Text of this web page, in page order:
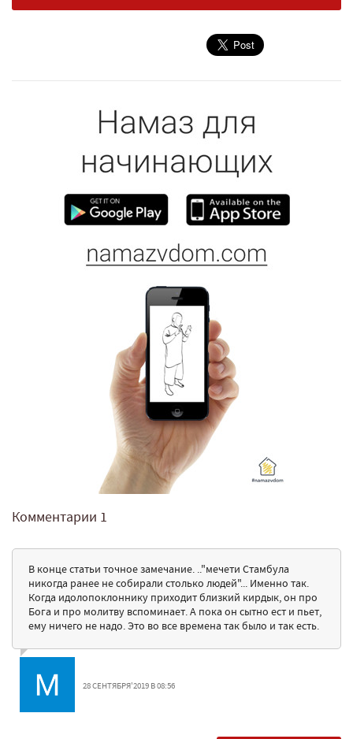
Комментарии 1
В конце статьи точное замечание. .."мечети Стамбула
никогда ранее не собирали столько людей"... Именно так.
Когда идолопоклоннику приходит близкий кирдык, он про
Бога и про молитву вспоминает. А пока он сытно ест и пьет,
ему ничего не надо. Это во все времена так было и так есть.
28 СЕНТЯБРЯ'2019 В 08:56